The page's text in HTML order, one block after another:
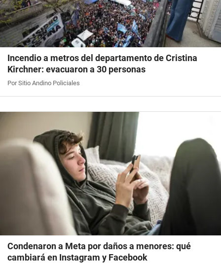
Incendio a metros del departamento de Cristina
Kirchner: evacuaron a 30 personas
Por Sitio Andino Policiales
Condenaron a Meta por daños a menores: qué
cambiará en Instagram y Facebook